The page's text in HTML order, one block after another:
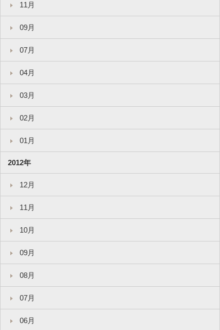
11月
09月
07月
04月
03月
02月
01月
2012年
12月
11月
10月
09月
08月
07月
06月